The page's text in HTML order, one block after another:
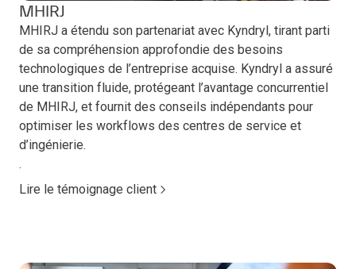
MHIRJ
MHIRJ a étendu son partenariat avec Kyndryl, tirant parti
de sa compréhension approfondie des besoins
technologiques de l’entreprise acquise. Kyndryl a assuré
une transition fluide, protégeant l’avantage concurrentiel
de MHIRJ, et fournit des conseils indépendants pour
optimiser les workflows des centres de service et
d’ingénierie.
.
Lire le témoignage client